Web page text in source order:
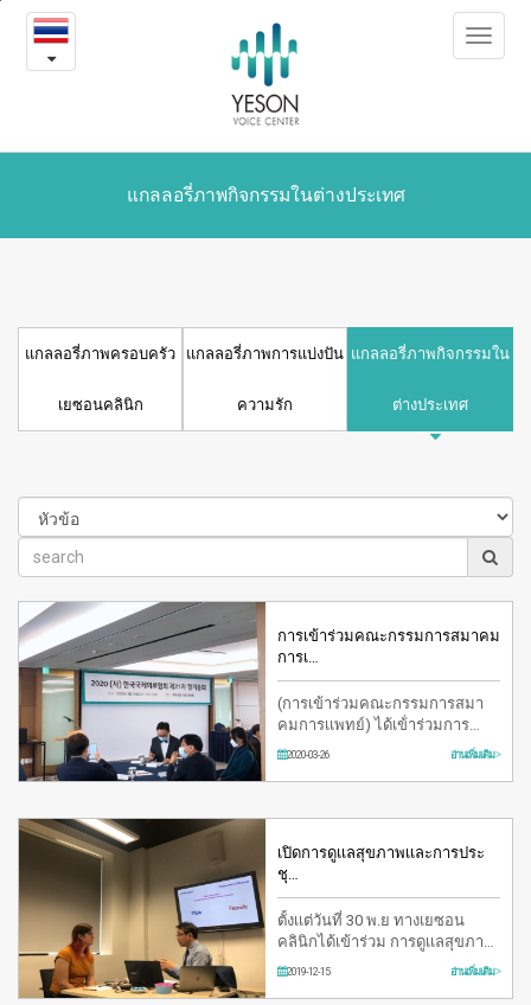
แกล
ภาพ
ซอน
Toggle
แกลลอรี่ภาพกิจกรรมในต่างประเทศ
แกลลอรี่ภาพครอบครัว
เยซอนคลินิก
แกลลอรี่ภาพการแบ่งปัน
ความรัก
แกลลอรี่ภาพกิจกรรมใน
ต่างประเทศ
การเข้าร่วมคณะกรรมการสมาคม
การเ…
(การเข้าร่วมคณะกรรมการสมา
คมการเเพทย์) ได้เข้่าร่วมการ
ประชุมสามัญประจำที่จัดโดยสมา
2020-03-26 อ่านเพิ่มเติม >
เปิดการดูเเลสุขภาพเเละการประ
ชุ…
ตั้งเเต่วันที่ 30 พ.ย ทางเยซอน
คลินิกได้เข้าร่วม การดูเเลสุขภาพ
เเละ ประชุมการผ่าตัดการเปลี่ยน
2019-12-15 อ่านเพิ่มเติม >